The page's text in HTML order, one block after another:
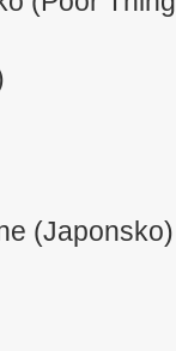
(Japonsko)